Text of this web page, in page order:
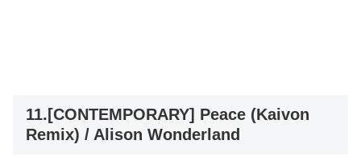
11.[CONTEMPORARY] Peace (Kaivon
Remix) / Alison Wonderland